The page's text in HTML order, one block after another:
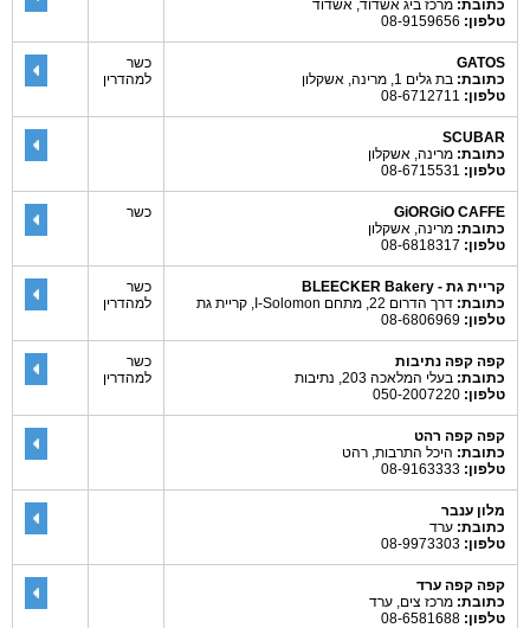
כתובת: מרכז ביג אשדוד, אשדוד
טלפון:
GATOS
כתובת: בת גלים 1, מרינה, אשקלון
טלפון:
כשר
למהדרין
SCUBAR
כתובת: מרינה, אשקלון
טלפון:
GiORGiO CAFFE
כתובת: מרינה, אשקלון
טלפון:
כשר
קריית גת - BLEECKER Bakery
כתובת: דרך הדרום 22, מתחם I-Solomon, קריית גת
טלפון:
כשר
למהדרין
קפה קפה נתיבות
כתובת: בעלי המלאכה 203, נתיבות
טלפון:
כשר
למהדרין
קפה קפה רהט
כתובת: היכל התרבות, רהט
טלפון:
מלון ענבר
כתובת: ערד
טלפון:
קפה קפה ערד
כתובת: מרכז צים, ערד
טלפון: